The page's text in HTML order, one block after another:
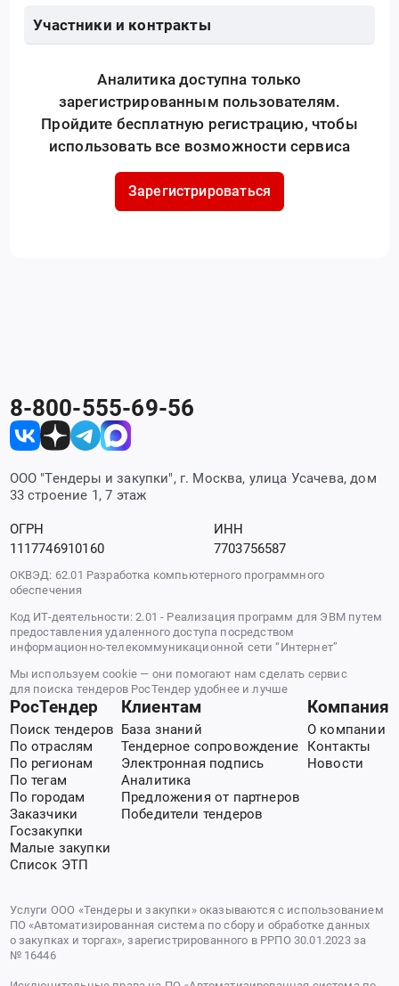
Участники и контракты
Аналитика доступна только
зарегистрированным пользователям.
Пройдите бесплатную регистрацию, чтобы
использовать все возможности сервиса
Зарегистрироваться
8-800-555-69-56
ООО "Тендеры и закупки", г. Москва, улица Усачева, дом
33 строение 1, 7 этаж
ОГРН
1117746910160
ИНН
7703756587
ОКВЭД: 62.01 Разработка компьютерного программного
обеспечения
Код ИТ-деятельности: 2.01 - Реализация программ для ЭВМ путем
предоставления удаленного доступа посредством
информационно-телекоммуникационной сети “Интернет”
Мы используем cookie — они помогают нам сделать сервис
для поиска тендеров РосТендер удобнее и лучше
РосТендер
Поиск тендеров
По отраслям
По регионам
По тегам
По городам
Заказчики
Госзакупки
Малые закупки
Список ЭТП
Клиентам
База знаний
Тендерное сопровождение
Электронная подпись
Аналитика
Предложения от партнеров
Победители тендеров
Компания
О компании
Контакты
Новости
Услуги ООО «Тендеры и закупки» оказываются с использованием
ПО «Автоматизированная система по сбору и обработке данных
о закупках и торгах», зарегистрированного в РРПО 30.01.2023 за
№ 16446